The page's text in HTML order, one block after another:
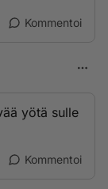
Kommentoi
yötä sulle
Kommentoi